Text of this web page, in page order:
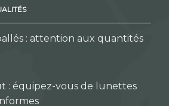
: attention aux quantités
: équipez-vous de lunettes